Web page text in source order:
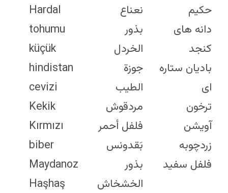
Mustard
Seeds
Nutmeg
Oregano
Paprika
Parsley
Poppy
Seeds
Rose Hips
Kurkuma
Weißer Pfeffer
Hardal
tohumu
küçük
hindistan
cevizi
Kekik
Kırmızı
biber
Maydanoz